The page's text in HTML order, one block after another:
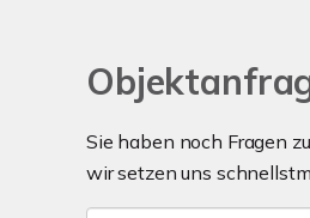
Sie haben noch Fragen
wir setzen uns